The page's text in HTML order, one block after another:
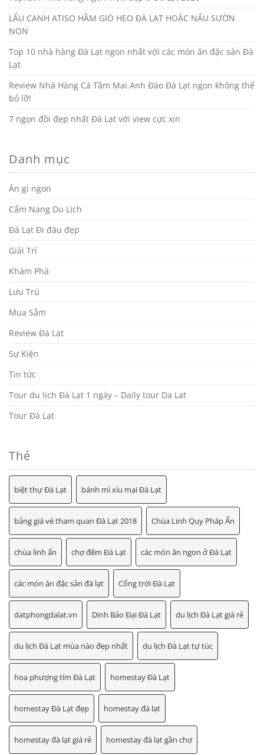
LẨU CANH ATISO HẦM GIÒ HEO ĐÀ LẠT HOẶC NẤU SƯỜN
NON
Top 10 nhà hàng Đà Lạt ngon nhất với các món ăn đặc sản Đà
Lạt
Review Nhà Hàng Cá Tầm Mai Anh Đào Đà Lạt ngon không thể
bỏ lỡ!
7 ngọn đồi đẹp nhất Đà Lạt với view cực xịn
Danh mục
Ăn gì ngon
Cẩm Nang Du Lịch
Đà Lạt Đi đâu đẹp
Giải Trí
Khám Phá
Lưu Trú
Mua Sắm
Review Đà Lạt
Sự Kiện
Tin tức
Tour du lịch Đà Lạt 1 ngày – Daily tour Da Lat
Tour Đà Lạt
Thẻ
biệt thự Đà Lạt bánh mì xíu mại Đà Lạt
bảng giá vé tham quan Đà Lạt 2018 Chùa Linh Quy Pháp Ấn
chùa linh ẩn chợ đêm Đà Lạt các món ăn ngon ở Đà Lạt
các món ăn đặc sản đà lạt Cổng trời Đà Lạt
datphongdalat.vn Dinh Bảo Đại Đà Lạt du lịch Đà Lạt giá rẻ
du lịch Đà Lạt mùa nào đẹp nhất du lịch Đà Lạt tự túc
hoa phượng tím Đà Lạt homestay Đà Lạt
homestay Đà Lạt đẹp homestay đà lạt
homestay đà lạt giá rẻ homestay đà lạt gần chợ